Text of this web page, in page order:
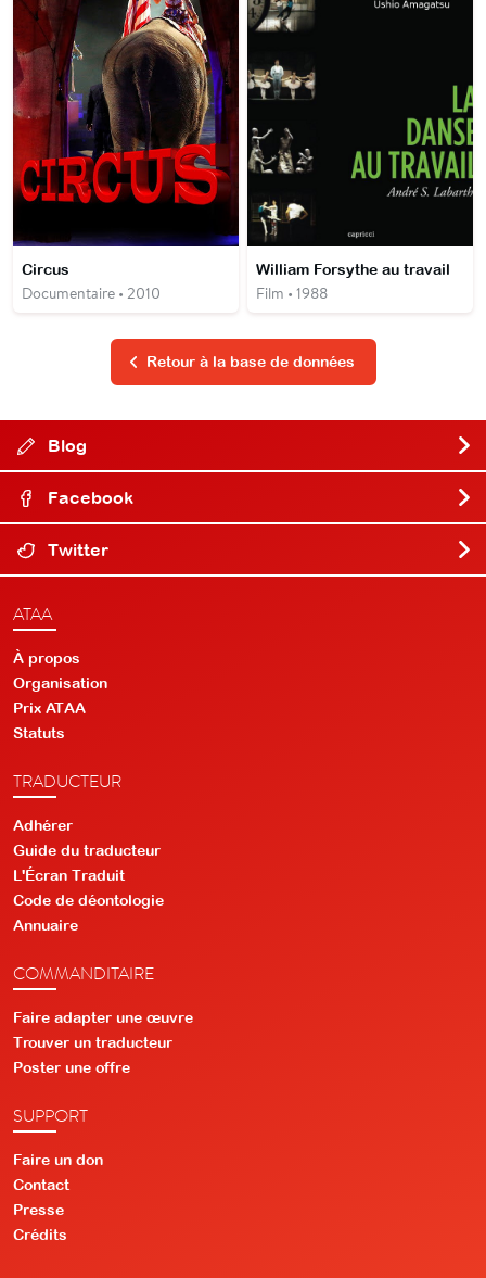
Circus
Documentaire • 2010
William Forsythe au travail
Film • 1988
Retour à la base de données
Blog
Facebook
Twitter
ATAA
À propos
Organisation
Prix ATAA
Statuts
TRADUCTEUR
Adhérer
Guide du traducteur
L'Écran Traduit
Code de déontologie
Annuaire
COMMANDITAIRE
Faire adapter une œuvre
Trouver un traducteur
Poster une offre
SUPPORT
Faire un don
Contact
Presse
Crédits